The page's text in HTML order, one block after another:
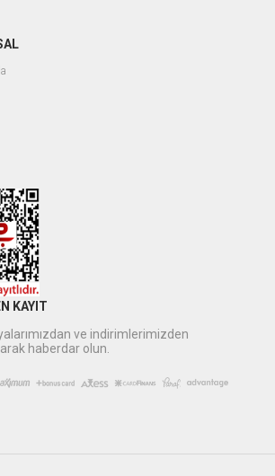
KAYIT
ve indirimlerimizden
haberdar olun.